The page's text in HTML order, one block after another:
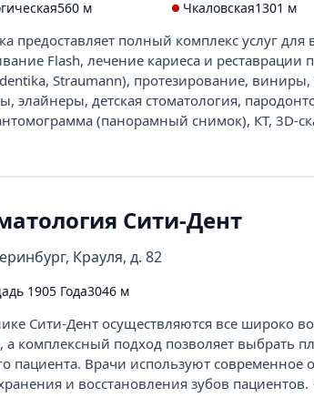
560 м Чкаловская1301 м
предоставляет полный комплекс услуг
Flash, лечение кариеса и
Straumann), протезирование,
элайнеры, детская стоматология,
(панорамный снимок), КТ, 3D-
Сити-Дент
Крауля, д. 82
1905 Года3046 м
Сити-Дент осуществляются все широко
а комплексный подход позволяет выбрать
пациента. Врачи используют
и восстановления зубов пациентов.